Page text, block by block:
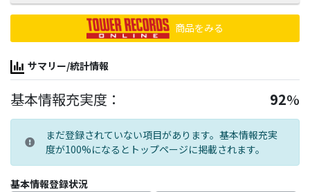
商品をみる
サマリー/統計情報
基本情報充実度： 92%
まだ登録されていない項目があります。基本情報充実
度が100%になるとトップページに掲載されます。
基本情報登録状況